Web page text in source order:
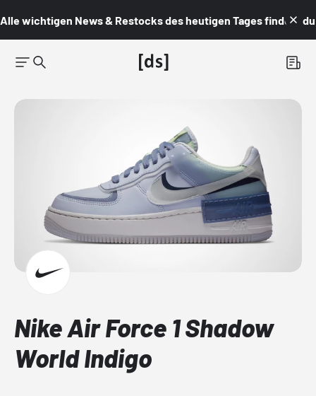
Alle wichtigen News & Restocks des heutigen Tages findest du
Nike Air Force 1 Shadow
World Indigo